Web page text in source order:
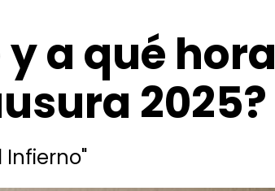
a qué hora
2025?
Infierno"